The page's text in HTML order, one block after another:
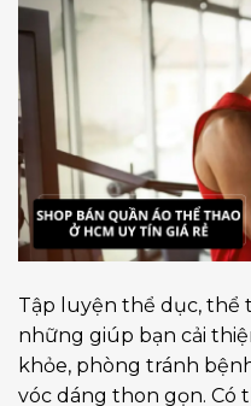
Tập luyện thể dục, thể
những giúp bạn cải
khỏe, phòng tránh
vóc dáng thon gọn. Có